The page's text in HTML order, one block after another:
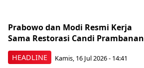
HEADLINE
Prabowo dan Modi Resmi Kerja
Sama Restorasi Candi Prambanan
Kamis, 16 Jul 2026 - 14:41